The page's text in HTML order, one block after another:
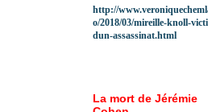
http://
o/2018/03/mireille-knoll-
dun-assassinat.html
La mort de Jérémie